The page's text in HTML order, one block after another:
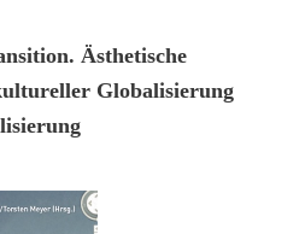
Ästhetische
Globalisierung